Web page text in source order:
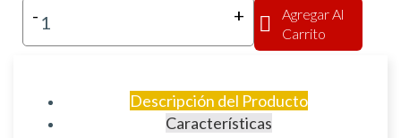
- +
Agregar Al
Carrito
Descripción del Producto
Características